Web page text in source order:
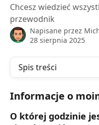
Chcesz wiedzieć
przewodnik
Napisane przez
28 sierpnia 2025
Spis treści
Informacje o
O której godzinie